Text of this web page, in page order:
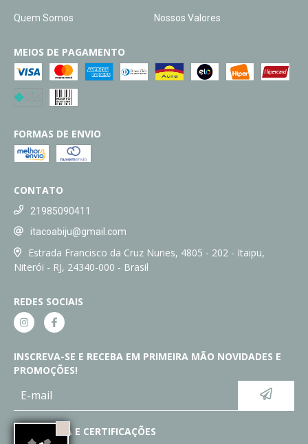
Quem Somos Nossos Valores
MEIOS DE PAGAMENTO
FORMAS DE ENVIO
CONTATO
21985090411
itacoabiju@gmail.com
Estrada Francisco da Cruz Nunes, 4805 - 202 - Itaipu,
Niterói - RJ, 24340-000 - Brasil
REDES SOCIAIS
INSCREVA-SE E RECEBA EM PRIMEIRA MÃO NOVIDADES E
PROMOÇÕES!
SEGURANÇA E CERTIFICAÇÕES